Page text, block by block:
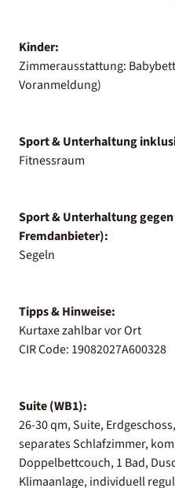
Kinder:
Zimmerausstattung:
Voranmeldung)
Sport & Unterhaltung
Fitnessraum
Sport & Unterhaltung
Fremdanbieter):
Segeln
Tipps & Hinweise:
Kurtaxe zahlbar vor Ort
CIR Code: 19082027A600328
Suite (WB1):
26-30 qm, Suite,
separates Schlafzimmer,
Doppelbettcouch, 1 Bad,
Klimaanlage, individuell